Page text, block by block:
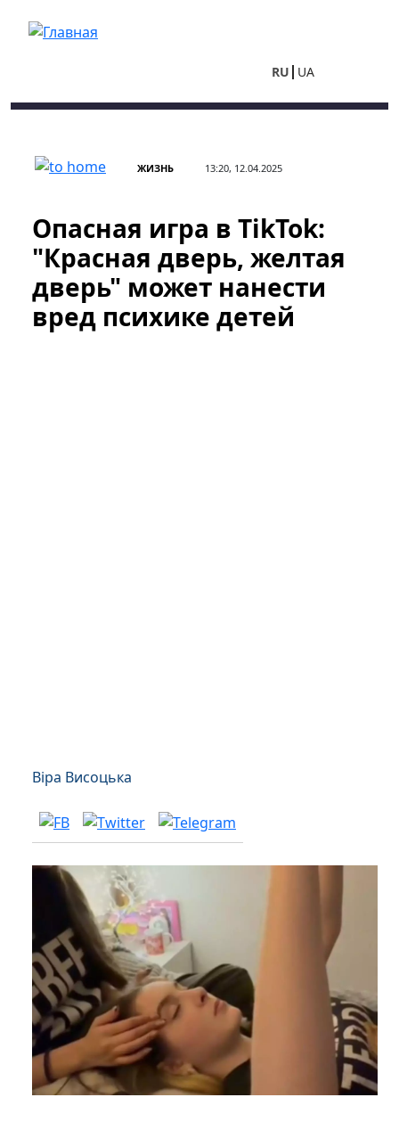
RU UA
ЖИЗНЬ 13:20, 12.04.2025
Опасная игра в TikTok:
"Красная дверь, желтая
дверь" может нанести
вред психике детей
Віра Висоцька